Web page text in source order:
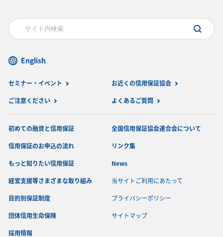
English
セミナー・イベント お近くの信用保証協会
ご注意ください よくあるご質問
初めての融資と信用保証
信用保証のお申込の流れ
もっと知りたい信用保証
経営支援等さまざまな取り組み
目的別保証制度
団体信用生命保険
採用情報
全国信用保証協会連合会について
リンク集
News
当サイトご利用にあたって
プライバシーポリシー
サイトマップ